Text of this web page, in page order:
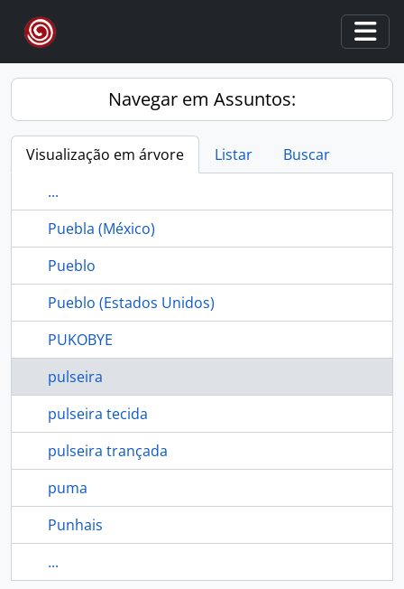
Skip to main content
Navegar em Assuntos:
Visualização em árvore Listar
Buscar
...
Puebla (México)
Pueblo
Pueblo (Estados Unidos)
PUKOBYE
pulseira
pulseira tecida
pulseira trançada
puma
Punhais
...